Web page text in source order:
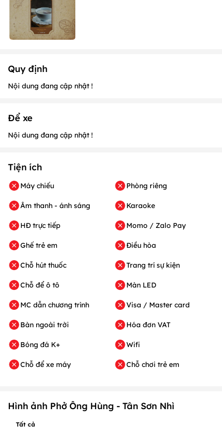
Quy định
Nội dung đang cập nhật !
Để xe
Nội dung đang cập nhật !
Tiện ích
Máy chiếu
Âm thanh - ánh sáng
HĐ trực tiếp
Ghế trẻ em
Chỗ hút thuốc
Chỗ để ô tô
MC dẫn chương trình
Bàn ngoài trời
Bóng đá K+
Chỗ để xe máy
Phòng riêng
Karaoke
Momo / Zalo Pay
Điều hòa
Trang trí sự kiện
Màn LED
Visa / Master card
Hóa đơn VAT
Wifi
Chỗ chơi trẻ em
Hình ảnh Phở Ông Hùng - Tân Sơn Nhì
Tất cả